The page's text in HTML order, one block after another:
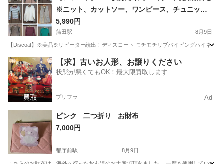
※ニット、カットソー、ワンピース、チュニック
他 合計13点
5,990円
蒲田駅 8月9日
【Discoat】※美品※リピーター続出！ディスコート モチモチリブパイピングハイネ
東京 大田区 蒲田駅 ニット
【求】古いお人形、お譲りください
状態が悪くてもOK！最大限買取します
プリフラ Ad
ピンク 二つ折り お財布
7,000円
都庁前駅 8月9日